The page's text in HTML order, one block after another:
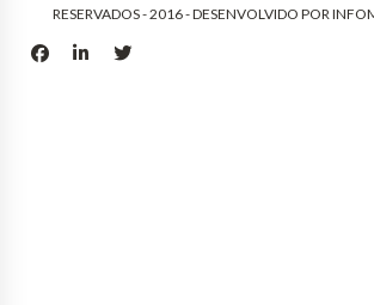
RESERVADOS - 2016 - DESENVOLVIDO POR